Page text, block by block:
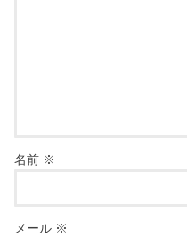
名前 ※
メール ※